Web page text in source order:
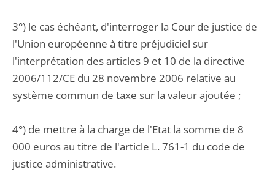
3°) le cas échéant, d'interroger la Cour de justice de
l'Union européenne à titre préjudiciel sur
l'interprétation des articles 9 et 10 de la directive
2006/112/CE du 28 novembre 2006 relative au
système commun de taxe sur la valeur ajoutée ;
4°) de mettre à la charge de l'Etat la somme de 8
000 euros au titre de l'article L. 761-1 du code de
justice administrative.